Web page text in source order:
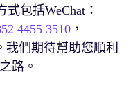
包括WeChat：
4455 3510 ，
我們期待幫助您順利
路。